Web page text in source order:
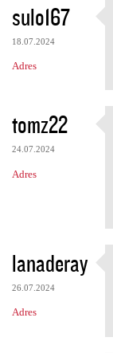
sulo167
18.07.2024
Adres
tomz22
24.07.2024
Adres
I
lanaderay
26.07.2024
Adres